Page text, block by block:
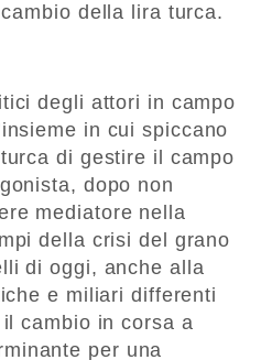
della lira turca.
degli attori in campo
in cui spiccano
di gestire il campo
dopo non
mediatore nella
della crisi del grano
di oggi, anche alla
e miliari differenti
cambio in corsa a
per una